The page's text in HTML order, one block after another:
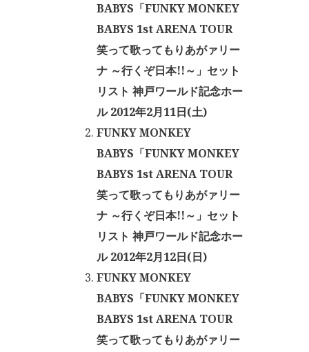
BABYS「FUNKY MONKEY
BABYS 1st ARENA TOUR
笑って歌ってもりあがァリー
ナ ～行くぞ日本!!～」セット
リスト 神戸ワールド記念ホー
ル 2012年2月11日(土)
FUNKY MONKEY
BABYS「FUNKY MONKEY
BABYS 1st ARENA TOUR
笑って歌ってもりあがァリー
ナ ～行くぞ日本!!～」セット
リスト 神戸ワールド記念ホー
ル 2012年2月12日(日)
FUNKY MONKEY
BABYS「FUNKY MONKEY
BABYS 1st ARENA TOUR
笑って歌ってもりあがァリー